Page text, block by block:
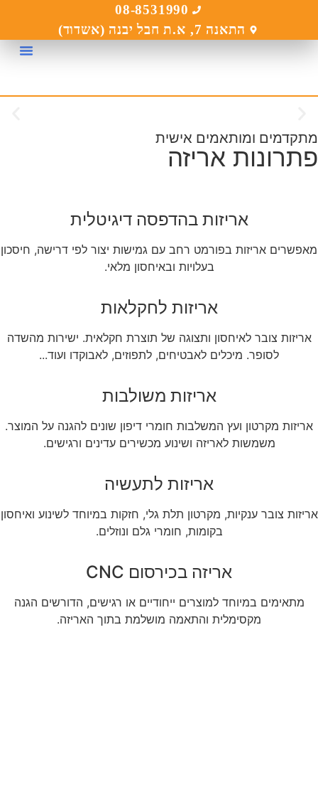
08-8531990
התאנה 7, א.ת חבל יבנה (אשדוד)
תוצרת מצטיינת
ארוזה בנראות מנצחת
עצב איתנו את הקרטון הבא שלך – עם נראות שמוכרת
מתקדמים ומותאמים אישית
פתרונות אריזה
אריזות בהדפסה דיגיטלית
מאפשרים אריזות בפורמט רחב עם גמישות יצור לפי דרישה, חיסכון
בעלויות ובאיחסון מלאי.
אריזות לחקלאות
אריזות צובר לאיחסון ותצוגה של תוצרת חקלאית. ישירות מהשדה
לסופר. מיכלים לאבטיחים, לתפוזים, לאבוקדו ועוד...
אריזות משולבות
אריזות מקרטון ועץ המשלבות חומרי דיפון שונים להגנה על המוצר.
משמשות לאריזה ושינוע מכשירים עדינים ורגישים.
אריזות לתעשיה
אריזות צובר ענקיות, מקרטון תלת גלי, חזקות במיוחד לשינוע ואיחסון
בקומות, חומרי גלם ונוזלים.
אריזה בכירסום CNC
מתאימים במיוחד למוצרים ייחודיים או רגישים, הדורשים הגנה
מקסימלית והתאמה מושלמת בתוך האריזה.